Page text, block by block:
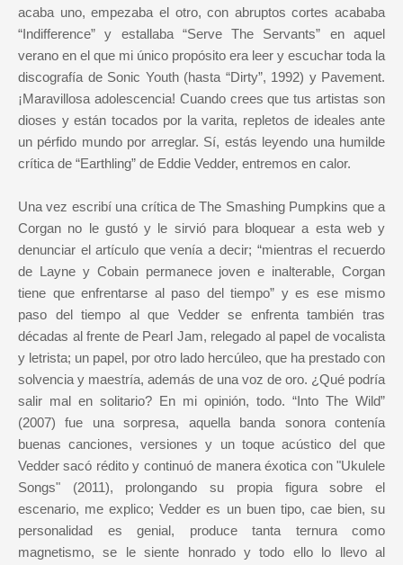
acaba uno, empezaba el otro, con abruptos cortes acababa
“Indifference” y estallaba “Serve The Servants” en aquel
verano en el que mi único propósito era leer y escuchar toda la
discografía de Sonic Youth (hasta “Dirty”, 1992) y Pavement.
¡Maravillosa adolescencia! Cuando crees que tus artistas son
dioses y están tocados por la varita, repletos de ideales ante
un pérfido mundo por arreglar. Sí, estás leyendo una humilde
crítica de “Earthling” de Eddie Vedder, entremos en calor.
Una vez escribí una crítica de The Smashing Pumpkins que a
Corgan no le gustó y le sirvió para bloquear a esta web y
denunciar el artículo que venía a decir; “mientras el recuerdo
de Layne y Cobain permanece joven e inalterable, Corgan
tiene que enfrentarse al paso del tiempo” y es ese mismo
paso del tiempo al que Vedder se enfrenta también tras
décadas al frente de Pearl Jam, relegado al papel de vocalista
y letrista; un papel, por otro lado hercúleo, que ha prestado con
solvencia y maestría, además de una voz de oro. ¿Qué podría
salir mal en solitario? En mi opinión, todo. “Into The Wild”
(2007) fue una sorpresa, aquella banda sonora contenía
buenas canciones, versiones y un toque acústico del que
Vedder sacó rédito y continuó de manera éxotica con "Ukulele
Songs" (2011), prolongando su propia figura sobre el
escenario, me explico; Vedder es un buen tipo, cae bien, su
personalidad es genial, produce tanta ternura como
magnetismo, se le siente honrado y todo ello lo llevo al